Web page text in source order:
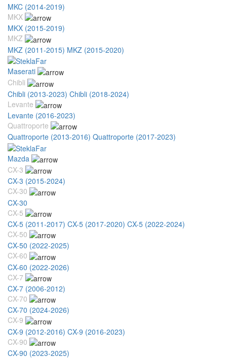
MKC (2014-2019)
MKX
MKX (2015-2019)
MKZ
MKZ (2011-2015) MKZ (2015-2020)
Maserati
Chibli
Chibli (2013-2023) Chibli (2018-2024)
Levante
Levante (2016-2023)
Quattroporte
Quattroporte (2013-2016) Quattroporte (2017-2023)
Mazda
CX-3
CX-3 (2015-2024)
CX-30
CX-30
CX-5
CX-5 (2011-2017) CX-5 (2017-2020) CX-5 (2022-2024)
CX-50
CX-50 (2022-2025)
CX-60
CX-60 (2022-2026)
CX-7
CX-7 (2006-2012)
CX-70
CX-70 (2024-2026)
CX-9
CX-9 (2012-2016) CX-9 (2016-2023)
CX-90
CX-90 (2023-2025)